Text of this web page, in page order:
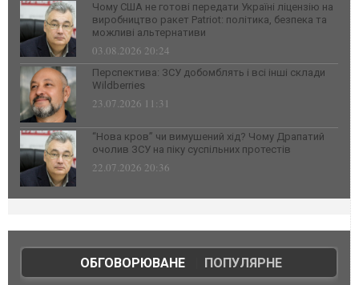
Чому США не готові передати Україні ліцензію на
виробництво ракет Patriot: політика, безпека та
можливі альтернативи
03.08.2026 20:24
Перспектива: ЗСУ добомблять і всі інші склади
Wildberries
23.07.2026 11:31
“Нова кров” чи вимушений хід? Чому Драпатий
очолив ЗСУ на піку суспільних протестів
22.07.2026 20:36
ОБГОВОРЮВАНЕ| ПОПУЛЯРНЕ